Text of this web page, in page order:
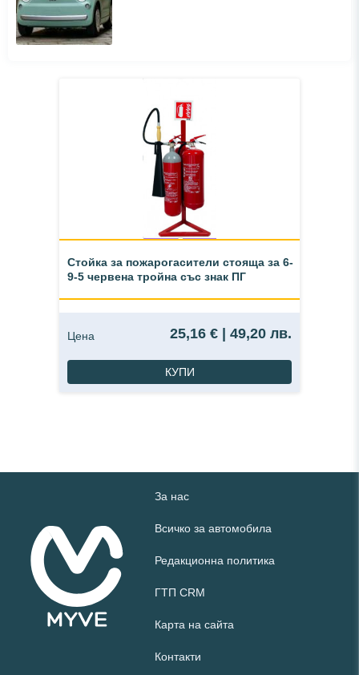
Стойка за пожарогасители стояща за 6-
9-5 червенa тройна със знак ПГ
Цена 25,16 € | 49,20 лв.
КУПИ
За нас
Всичко за автомобила
Редакционна политика
ГТП CRM
Карта на сайта
Контакти